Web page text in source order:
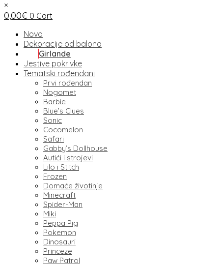
×
0,00€ 0 Cart
Novo
Dekoracije od balona
Girlande
Jestive pokrivke
Tematski rođendani
Prvi rođendan
Nogomet
Barbie
Blue’s Clues
Sonic
Cocomelon
Safari
Gabby’s Dollhouse
Autići i strojevi
Lilo i Stitch
Frozen
Domaće životinje
Minecraft
Spider-Man
Miki
Peppa Pig
Pokemon
Dinosauri
Princeze
Paw Patrol